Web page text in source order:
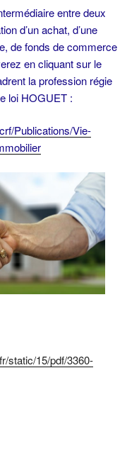
entre deux
d’un achat, d’une
de fonds de commerce
en cliquant sur le
la profession régie
loi HOGUET :
Publications/Vie-
static/15/pdf/3360-